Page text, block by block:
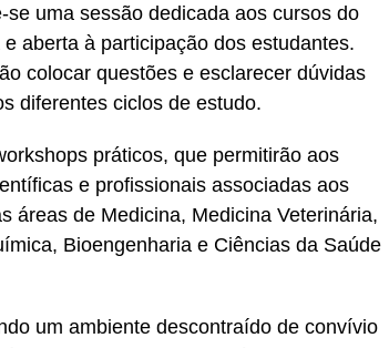
uma sessão dedicada aos cursos do
aberta à participação dos estudantes.
colocar questões e esclarecer dúvidas
diferentes ciclos de estudo.
práticos, que permitirão aos
e profissionais associadas aos
áreas de Medicina, Medicina Veterinária,
Bioengenharia e Ciências da Saúde
um ambiente descontraído de convívio